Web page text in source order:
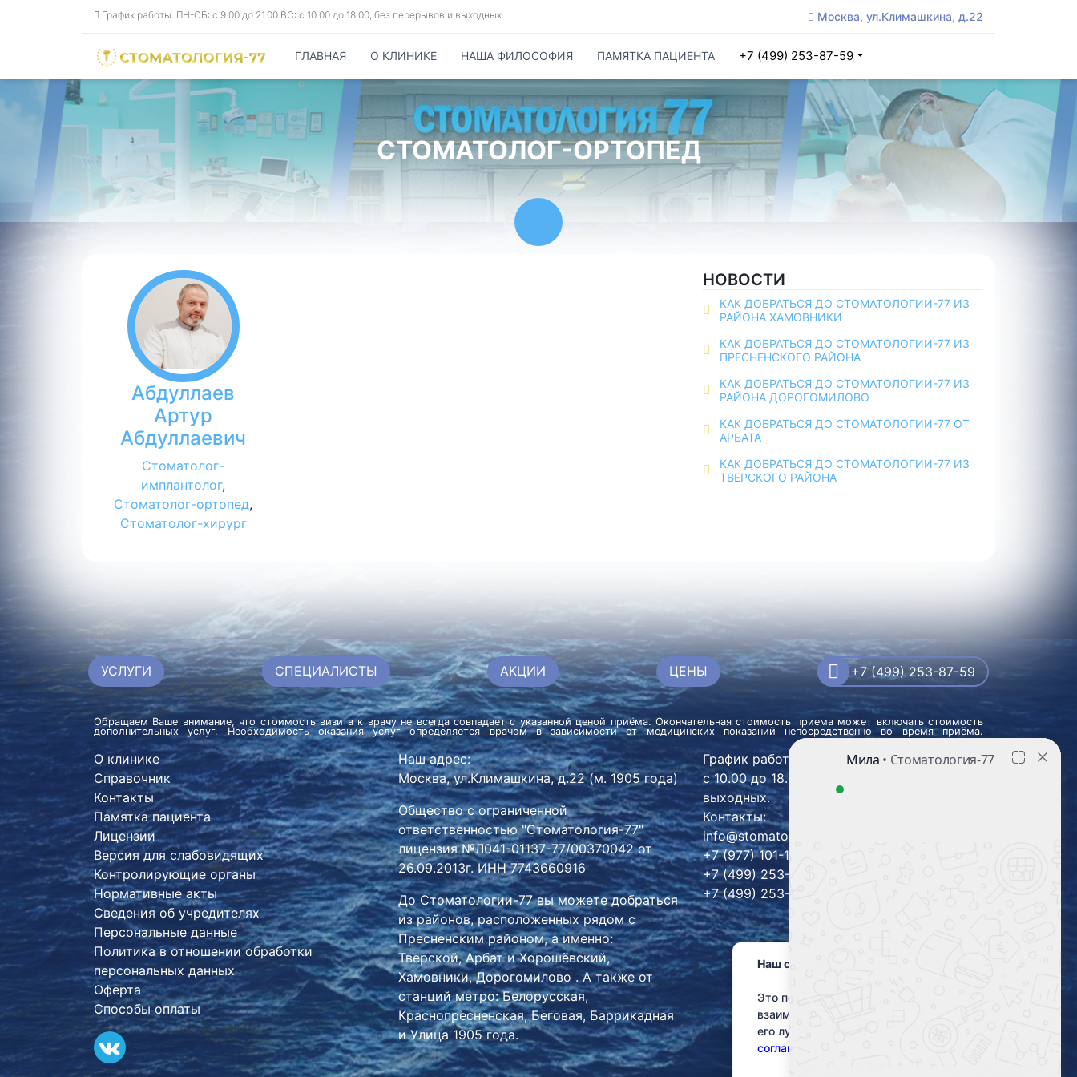
График работы: ПН-СБ: с 9.00 до 21.00 ВС: с 10.00 до 18.00, без перерывов и выходных. Москва, ул.Климашкина, д.22
ГЛАВНАЯ О КЛИНИКЕ НАША ФИЛОСОФИЯ ПАМЯТКА ПАЦИЕНТА +7 (499) 253-87-59
СТОМАТОЛОГ-ОРТОПЕД
Абдуллаев
Артур
Абдуллаевич
Стоматолог-
имплантолог,
Стоматолог-ортопед,
Стоматолог-хирург
НОВОСТИ
КАК ДОБРАТЬСЯ ДО СТОМАТОЛОГИИ-77 ИЗ
РАЙОНА ХАМОВНИКИ
КАК ДОБРАТЬСЯ ДО СТОМАТОЛОГИИ-77 ИЗ
ПРЕСНЕНСКОГО РАЙОНА
КАК ДОБРАТЬСЯ ДО СТОМАТОЛОГИИ-77 ИЗ
РАЙОНА ДОРОГОМИЛОВО
КАК ДОБРАТЬСЯ ДО СТОМАТОЛОГИИ-77 ОТ
АРБАТА
КАК ДОБРАТЬСЯ ДО СТОМАТОЛОГИИ-77 ИЗ
ТВЕРСКОГО РАЙОНА
УСЛУГИ СПЕЦИАЛИСТЫ АКЦИИ ЦЕНЫ +7 (499) 253-87-59
Обращаем Ваше внимание, что стоимость визита к врачу не всегда совпадает с указанной ценой приёма. Окончательная стоимость приема может включать стоимость
дополнительных услуг. Необходимость оказания услуг определяется врачом в зависимости от медицинских показаний непосредственно во время приёма.
О клинике
Справочник
Контакты
Памятка пациента
Лицензии
Версия для слабовидящих
Контролирующие органы
Нормативные акты
Сведения об учредителях
Персональные данные
Политика в отношении обработки
персональных данных
Оферта
Способы оплаты
Наш адрес:
Москва, ул.Климашкина, д.22 (м. 1905 года)
Общество с ограниченной
ответственностью "Стоматология-77"
лицензия №Л041-01137-77/00370042 от
26.09.2013г. ИНН 7743660916
До Стоматологии-77 вы можете добраться
израйонов, расположенных рядом с
Пресненским районом, а именно:
Тверской,АрбатиХорошёвский,
Хамовники,Дорогомилово . А также от
станций метро:Белорусская,
Краснопресненская,Беговая, Баррикадная
иУлица 1905 года.
График работы: ПН-СБ: с 9.00 до 21.00 ВС:
с 10.00 до 18.00, без перерывов и
выходных.
Контакты:
info@stomatolog-77.ru
+7 (977) 101-16-88
+7 (499) 253-87-59
+7 (499) 253-59-13
Наш сайт использует куки!
Это позволит нам анализировать
взаимодействие посетителей с сайтом и делать
его лучше. Продолжая пользоваться сайтом, вы
соглашаетесь с использованием файлов cookie.